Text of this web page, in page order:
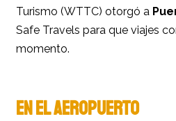
Turismo (WTTC) otorgó a
Safe Travels para que viajes
momento.
EN EL AEROPUERTO